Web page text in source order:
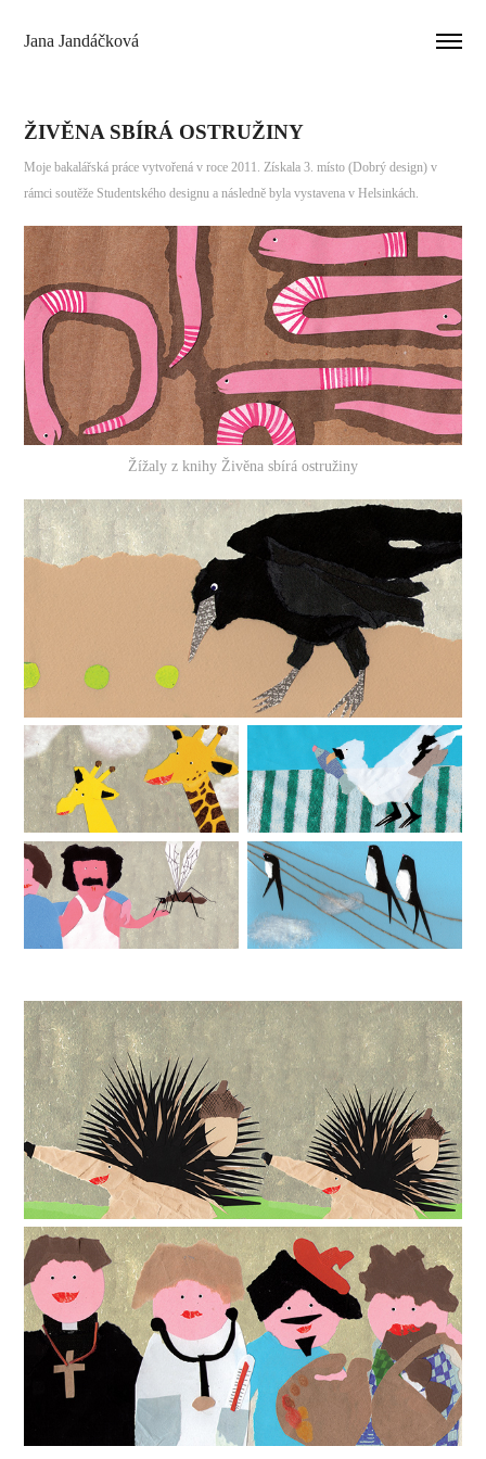
Jana Jandáčková
ŽIVĚNA SBÍRÁ OSTRUŽINY
Moje bakalářská práce vytvořená v roce 2011. Získala 3. místo (Dobrý design) v
rámci soutěže Studentského designu a následně byla vystavena v Helsinkách.
Žížaly z knihy Živěna sbírá ostružiny